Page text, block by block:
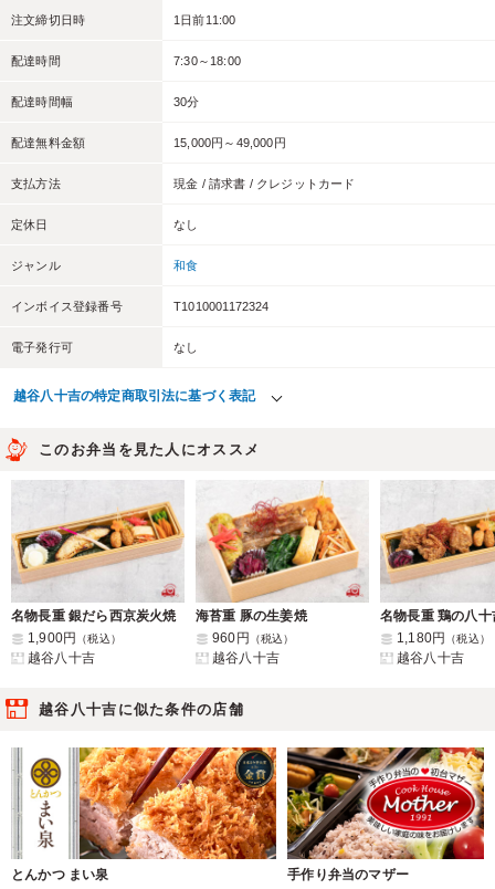
注文締切日時 1日前11:00
配達時間 7:30～18:00
配達時間幅 30分
配達無料金額 15,000円～49,000円
支払方法 現金 / 請求書 / クレジットカード
定休日 なし
ジャンル 和食
インボイス登録番号 T1010001172324
電子発行可 なし
越谷八十吉の特定商取引法に基づく表記
このお弁当を見た人にオススメ
名物長重 銀だら西京炭火焼
1,900円
（税込）
越谷八十吉
海苔重 豚の生姜焼
960円
（税込）
越谷八十吉
名物長重 鶏の八十
1,180円
（税込）
越谷八十吉
越谷八十吉に似た条件の店舗
とんかつ まい泉 手作り弁当のマザー